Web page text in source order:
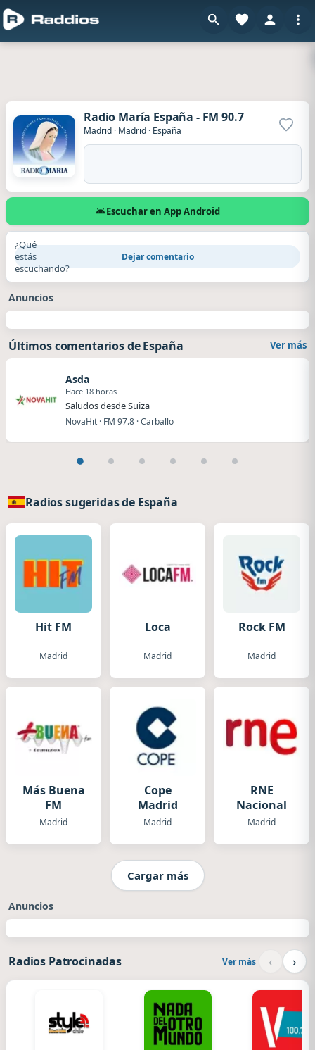
Radio María España - FM 90.7
Madrid · Madrid · España
Escuchar en App Android
¿Qué
estás
escuchando?
Dejar comentario
Anuncios
Últimos comentarios de España Ver más
Asda
Hace 18 horas
Saludos desde Suiza
NovaHit · FM 97.8 · Carballo
Radios sugeridas de España
Hit FM
Madrid
Loca
Madrid
Rock FM
Madrid
Más Buena
FM
Madrid
Cope
Madrid
Madrid
RNE
Nacional
Madrid
Cargar más
Anuncios
Radios Patrocinadas Ver más ‹ ›